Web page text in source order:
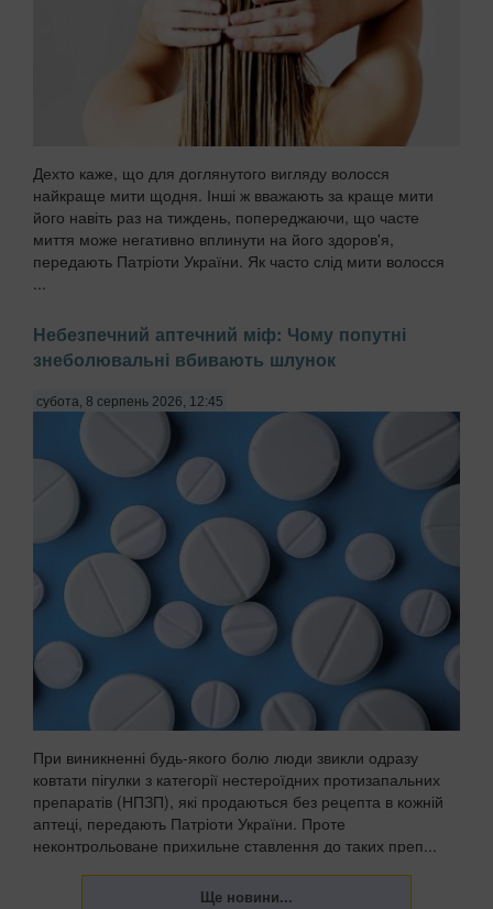
Дехто каже, що для доглянутого вигляду волосся
найкраще мити щодня. Інші ж вважають за краще мити
його навіть раз на тиждень, попереджаючи, що часте
миття може негативно вплинути на його здоров'я,
передають Патріоти України. Як часто слід мити волосся
Небезпечний аптечний міф: Чому попутні
знеболювальні вбивають шлунок
субота, 8 серпень 2026, 12:45
При виникненні будь-якого болю люди звикли одразу
ковтати пігулки з категорії нестероїдних протизапальних
препаратів (НПЗП), які продаються без рецепта в кожній
аптеці, передають Патріоти України. Проте
неконтрольоване прихильне ставлення до таких преп...